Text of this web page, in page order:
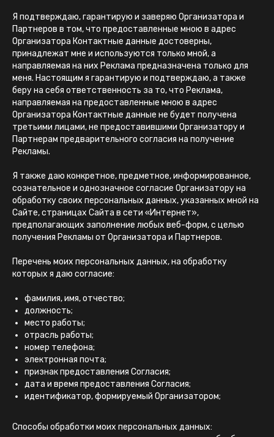
Я подтверждаю, гарантирую и заверяю Организатора и
Партнеров в том, что предоставленные мною в адрес
Организатора Контактные данные достоверны,
принадлежат мне и используются только мной, а
направляемая на них Реклама предназначена только для
меня. Настоящим я гарантирую и подтверждаю, а также
беру на себя ответственность за то, что Реклама,
направляемая на предоставленные мною в адрес
Организатора Контактные данные не будет получена
третьими лицами, не предоставившими Организатору и
Партнерам предварительного согласия на получение
Рекламы.
Я также даю конкретное, предметное, информированное,
сознательное и однозначное согласие Организатору на
обработку своих персональных данных, указанных мной на
Сайте, страницах Сайта в сети «Интернет»,
предполагающих заполнение любых веб-форм, с целью
получения Рекламы от Организатора и Партнеров.
Перечень моих персональных данных, на обработку
которых я даю согласие:
фамилия, имя, отчество;
должность;
место работы;
отрасль работы;
номер телефона;
электронная почта;
признак предоставления Согласия;
дата и время предоставления Согласия;
идентификатор, формируемый Организатором;
Способы обработки моих персональных данных: